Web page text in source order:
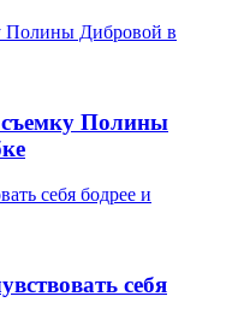
Полины Дибровой в
Полины
себя бодрее и
себя